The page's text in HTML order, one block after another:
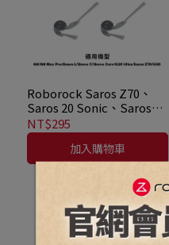
Roborock Saros Z70、
Saros 20 Sonic、Saros
20、G30、G20S Ultra、
Qrevo Edge 2 Pro、
Qrevo CurvX、Qrevo
Curv、Qrevo Edge 2、
Qrevo EdgeT、Qrevo L
Pro、Qrevo EdgeC、
Qrevo C Pro、Qrevo C、
Qrevo L、Q8、Q8 Max
Pro 專用零纏繞兩爪邊刷共
NT$295
加入購物車